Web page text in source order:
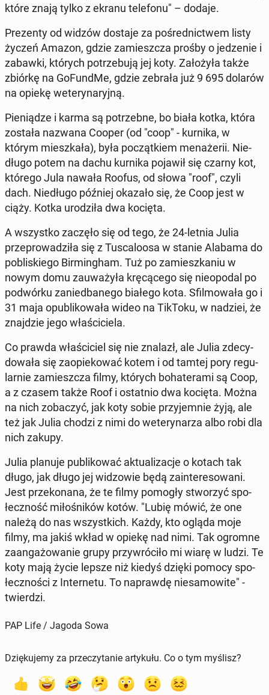
które znają tylko z ekranu te­le­fo­nu" – dodaje.
Pre­zen­ty od widzów dostaje za po­śred­nic­twem listy
życzeń Amazon, gdzie za­miesz­cza prośby o je­dze­nie i
zabawki, których po­trze­bu­ją jej koty. Za­ło­ży­ła także
zbiórkę na Go­Fund­Me, gdzie zebrała już 9 695 dolarów
na opiekę we­te­ry­na­ryj­ną.
Pie­nią­dze i karma są po­trzeb­ne, bo biała kotka, która
została nazwana Cooper (od "coop" - kurnika, w
którym miesz­ka­ła), była po­cząt­kiem me­na­że­rii. Nie­
dłu­go potem na dachu kurnika pojawił się czarny kot,
którego Jula nawała Roofus, od słowa "roof", czyli
dach. Nie­dłu­go później okazało się, że Coop jest w
ciąży. Kotka uro­dzi­ła dwa kocięta.
A wszyst­ko zaczęło się od tego, że 24-letnia Julia
prze­pro­wa­dzi­ła się z Tu­sca­lo­osa w stanie Alabama do
po­bli­skie­go Bir­ming­ham. Tuż po za­miesz­ka­niu w
nowym domu za­uwa­ży­ła krę­cą­ce­go się nie­opo­dal po
po­dwór­ku za­nie­dba­ne­go białego kota. Sfil­mo­wa­ła go i
31 maja opu­bli­ko­wa­ła wideo na TikToku, w nadziei, że
znaj­dzie jego wła­ści­cie­la.
Co prawda wła­ści­ciel się nie znalazł, ale Julia zde­cy­
do­wa­ła się za­opie­ko­wać kotem i od tamtej pory re­gu­
lar­nie za­miesz­cza filmy, których bo­ha­te­ra­mi są Coop,
a z czasem także Roof i ostat­nio dwa kocięta. Można
na nich zo­ba­czyć, jak koty sobie przy­jem­nie żyją, ale
też jak Julia chodzi z nimi do we­te­ry­na­rza albo robi dla
nich zakupy.
Julia planuje pu­bli­ko­wać ak­tu­ali­za­cje o kotach tak
długo, jak długo jej wi­dzo­wie będą za­in­te­re­so­wa­ni.
Jest prze­ko­na­na, że te filmy pomogły stwo­rzyć spo­
łecz­ność mi­ło­śni­ków kotów. "Lubię mówić, że one
należą do nas wszyst­kich. Każdy, kto ogląda moje
filmy, ma jakiś wkład w opiekę nad nimi. Tak ogromne
za­an­ga­żo­wa­nie grupy przy­wró­ci­ło mi wiarę w ludzi. Te
koty mają życie lepsze niż kiedyś dzięki pomocy spo­
łecz­no­ści z In­ter­ne­tu. To na­praw­dę nie­sa­mo­wi­te" -
twier­dzi.
PAP Life / Jagoda Sowa
Dziękujemy za przeczytanie artykułu. Co o tym myślisz?